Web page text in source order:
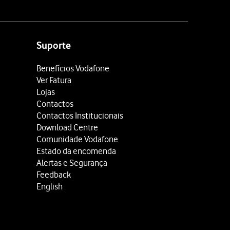
Suporte
Benefícios Vodafone
Ver Fatura
Lojas
Contactos
Contactos Institucionais
Download Centre
Comunidade Vodafone
Estado da encomenda
Alertas e Segurança
Feedback
English